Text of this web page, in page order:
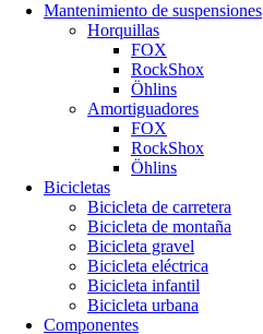
Mantenimiento de suspensiones
Horquillas
FOX
RockShox
Öhlins
Amortiguadores
FOX
RockShox
Öhlins
Bicicletas
Bicicleta de carretera
Bicicleta de montaña
Bicicleta gravel
Bicicleta eléctrica
Bicicleta infantil
Bicicleta urbana
Componentes